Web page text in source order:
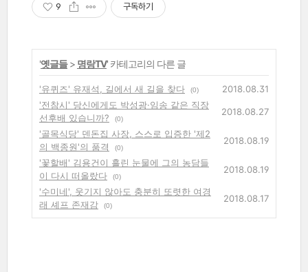
9 구독하기
'옛글들> 명랑TV' 카테고리의 다른 글
'유퀴즈' 유재석, 길에서 새 길을 찾다 (0)
2018.08.31
'전참시' 당신에게도 박성광·임송 같은 직장
선후배 있습니까?
(0)
2018.08.27
'골목식당' 덴돈집 사장, 스스로 입증한 '제2
의 백종원'의 품격
(0)
2018.08.19
'꽃할배' 김용건이 흘린 눈물에 그의 농담들
이 다시 떠올랐다
(0)
2018.08.19
'수미네', 웃기지 않아도 충분히 또렷한 여경
래 셰프 존재감
(0)
2018.08.17